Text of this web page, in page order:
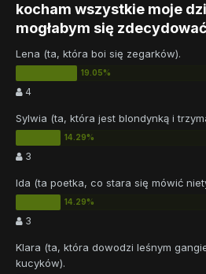
kocham wszystkie moje
mogłabym się
Lena (ta, która boi się zegarków).
4
Sylwia (ta, która jest blondynką i
3
Ida (ta poetka, co stara się mówić
3
Klara (ta, która dowodzi leśnym
kucyków).